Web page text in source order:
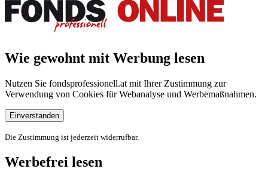
Wie gewohnt mit Werbung lesen
Nutzen Sie fondsprofessionell.at mit Ihrer Zustimmung zur
Verwendung von Cookies für Webanalyse und Werbemaßnahmen.
Einverstanden
Die Zustimmung ist jederzeit widerrufbar.
Werbefrei lesen